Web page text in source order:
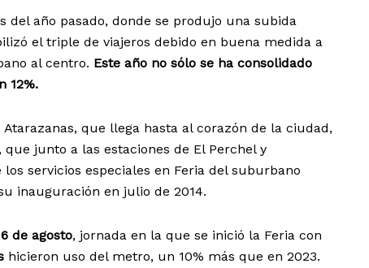
del año pasado, donde se produjo una subida
el triple de viajeros debido en buena medida a
al centro. Este año no sólo se ha consolidado
12%.
que llega hasta al corazón de la ciudad,
junto a las estaciones de El Perchel y
servicios especiales en Feria del suburbano
inauguración en julio de 2014.
de agosto, jornada en la que se inició la Feria con
hicieron uso del metro, un 10% más que en 2023.